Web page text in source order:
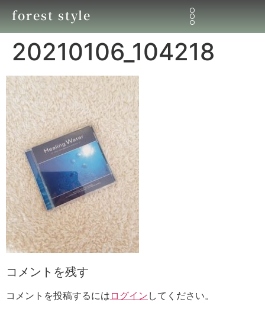
forest style
20210106_104218
コメントを残す
コメントを投稿するには ログイン してください。